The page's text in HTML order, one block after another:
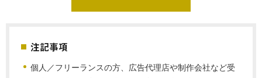
注記事項
個人／フリーランスの方、広告代理店や制作会社など受